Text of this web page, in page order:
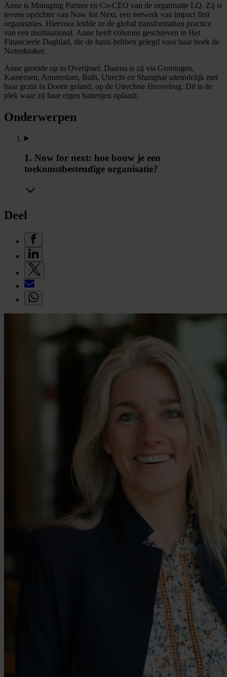
Anne is Managing Partner en Co-CEO van de organisatie LQ. Zij is
tevens oprichter van Now for Next, een netwerk van impact first
organisaties. Hiervoor leidde ze de global transformation practice
van een multinational. Anne heeft columns geschreven in Het
Financieele Dagblad, die de basis hebben gelegd voor haar boek de
Notenkraker.
Anne groeide op in Overijssel. Daarna is zij via Groningen,
Kameroen, Amsterdam, Bath, Utrecht en Shanghai uiteindelijk met
haar gezin in Doorn geland, op de Utrechtse Heuvelrug. Dit is de
plek waar zij haar eigen batterijen oplaadt.
Onderwerpen
1. Now for next: hoe bouw je een
toekomstbestendige organisatie?
Deel